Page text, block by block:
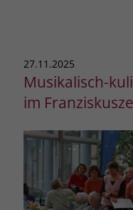
27.11.2025
Musikalisch-
im